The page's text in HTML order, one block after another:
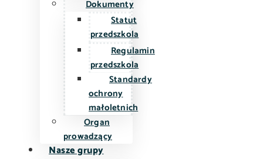
Dokumenty
Statut
przedszkola
Regulamin
przedszkola
Standardy
ochrony
małoletnich
Organ
prowadzący
Nasze grupy